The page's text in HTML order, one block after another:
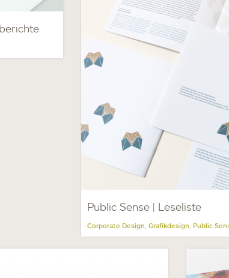
Public Sense | Leseliste
Corporate Design Grafikdesign Public